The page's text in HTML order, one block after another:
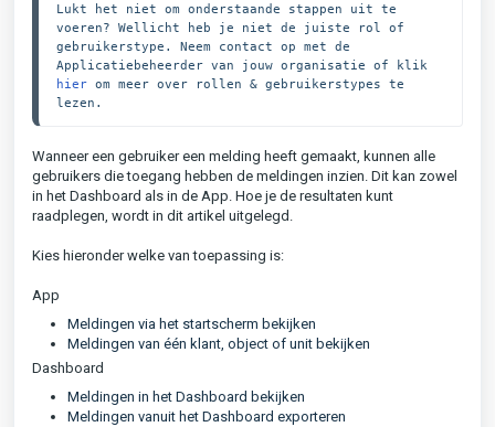
Lukt het niet om onderstaande stappen uit te
voeren? Wellicht heb je niet de juiste rol of
gebruikerstype. Neem contact op met de
hier om meer over rollen & gebruikerstypes te
lezen.
Wanneer een gebruiker een melding heeft gemaakt, kunnen alle
gebruikers die toegang hebben de meldingen inzien. Dit kan zowel
in het Dashboard als in de App. Hoe je de resultaten kunt
raadplegen, wordt in dit artikel uitgelegd.
Kies hieronder welke van toepassing is:
App
Meldingen via het startscherm bekijken
Meldingen van één klant, object of unit bekijken
Dashboard
Meldingen in het Dashboard bekijken
Meldingen vanuit het Dashboard exporteren